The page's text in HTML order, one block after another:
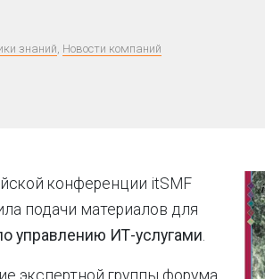
знаний, Новости компаний
конференции itSMF
подачи материалов для
управлению ИТ-услугами.
экспертной группы форума